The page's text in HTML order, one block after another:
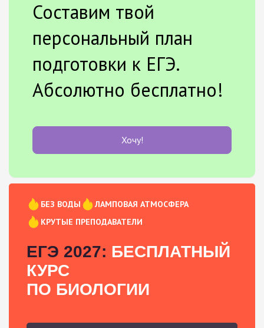
Составим твой
персональный план
подготовки к ЕГЭ.
Абсолютно бесплатно!
Хочу!
БЕЗ ВОДЫ
ЛАМПОВАЯ АТМОСФЕРА
КРУТЫЕ ПРЕПОДАВАТЕЛИ
ЕГЭ 2027: БЕСПЛАТНЫЙ
КУРС
ПО БИОЛОГИИ